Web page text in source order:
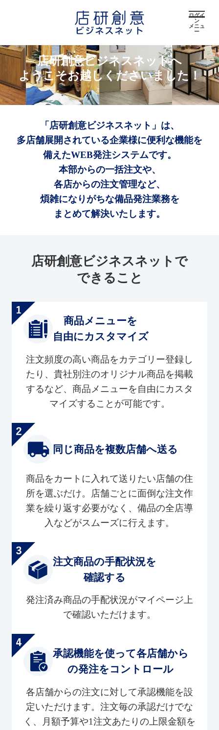
ログイ
ン
メニュ
ー
店研創意ビジネスネットへ
ようこそお越しくださいました！
「店研創意ビジネスネット」は、
多店舗展開されている企業様に便利な機能を
備えたWEB発注システムです。
本部からの一括注文や、
各店からの注文管理など、
煩雑になりがちな備品発注業務を
まとめて解決いたします。
店研創意ビジネスネットで
できること
商品メニューを
自由にカスタマイズ
注文頻度の高い商品をカテゴリー登録し
たり、貴社別注のオリジナル商品を掲載
するなど、商品メニューを自由にカスタ
マイズすることが可能です。
同じ商品を複数店舗へ送る
商品をカートに入れて送りたい店舗の住
所を選ぶだけ。店舗ごとに面倒な注文作
業を繰り返す必要がなく、備品の全店導
入などがスムーズに行えます。
注文商品の手配状況を
確認する
発注済み商品の手配状況がマイページ上
で確認いただけます。
承認機能を使って各店舗から
の発注をコントロール
各店舗からの注文に対して承認機能を設
定いただけます。注文毎の承認だけでな
く、月額予算や1注文あたりの上限金額を